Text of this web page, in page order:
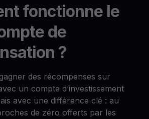
fonctionne le
de
?
des récompenses sur
un compte d’investissement
avec une différence clé : au
de zéro offerts par les